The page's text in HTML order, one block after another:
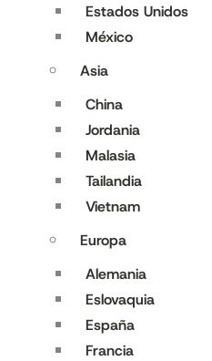
Estados Unidos
México
Asia
China
Jordania
Malasia
Tailandia
Vietnam
Europa
Alemania
Eslovaquia
España
Francia